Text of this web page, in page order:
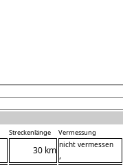
Streckenlänge Vermessung
30 km nicht vermessen
,